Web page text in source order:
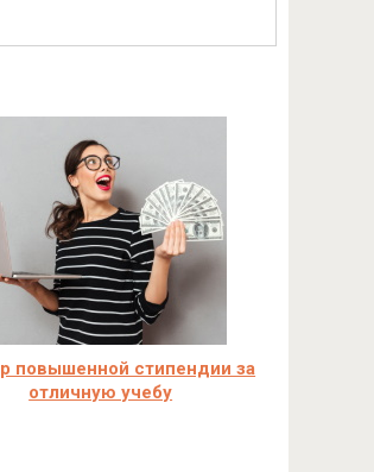
повышенной стипендии за
отличную учебу